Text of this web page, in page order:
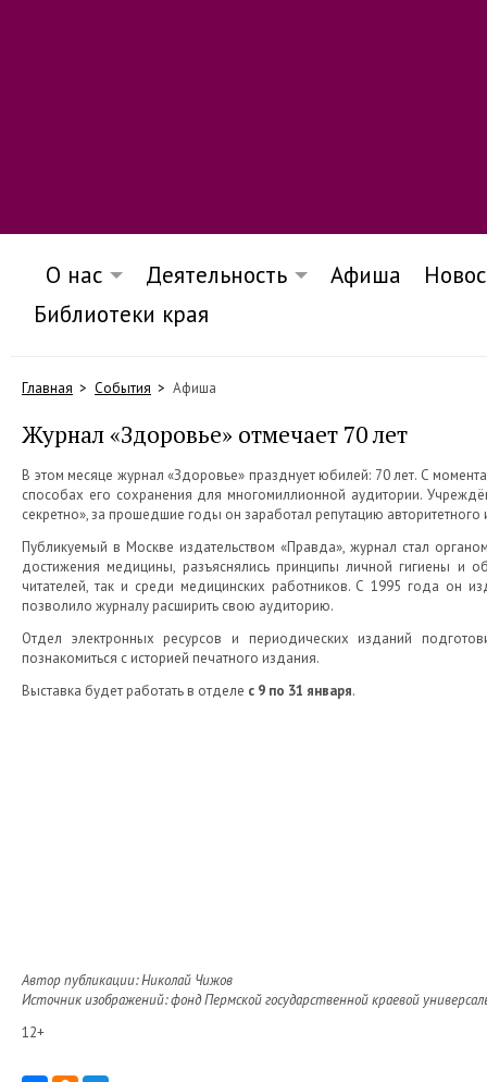
О нас Деятельность Афиша
Библиотеки края
Главная События Афиша
Журнал «Здоровье» отмечает 70 лет
В этом месяце журнал «Здоровье» празднует юбилей: 70 лет. С
способах его сохранения для многомиллионной аудитории.
секретно», за прошедшие годы он заработал репутацию
Публикуемый в Москве издательством «Правда», журнал стал
достижения медицины, разъяснялись принципы личной гигиены и
читателей, так и среди медицинских работников. С 1995 года он
позволило журналу расширить свою аудиторию.
Отдел электронных ресурсов и периодических изданий
познакомиться с историей печатного издания.
Выставка будет работать в отделе с 9 по 31 января.
Автор публикации: Николай Чижов
Источник изображений: фонд Пермской государственной краевой
12+